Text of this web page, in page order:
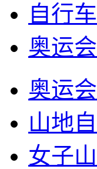
自行
奥运
奥运
山地
女子